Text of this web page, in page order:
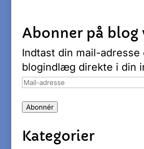
Abonner på blog
Indtast din mail-adresse
blogindlæg direkte i din
Mail-
Abonnér
Kategorier